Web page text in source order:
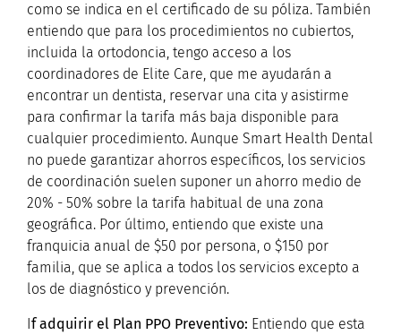
como se indica en el certificado de su póliza. También
entiendo que para los procedimientos no cubiertos,
incluida la ortodoncia, tengo acceso a los
coordinadores de Elite Care, que me ayudarán a
encontrar un dentista, reservar una cita y asistirme
para confirmar la tarifa más baja disponible para
cualquier procedimiento. Aunque Smart Health Dental
no puede garantizar ahorros específicos, los servicios
de coordinación suelen suponer un ahorro medio de
20% - 50% sobre la tarifa habitual de una zona
geográfica. Por último, entiendo que existe una
franquicia anual de $50 por persona, o $150 por
familia, que se aplica a todos los servicios excepto a
los de diagnóstico y prevención.
If adquirir el Plan PPO Preventivo: Entiendo que esta